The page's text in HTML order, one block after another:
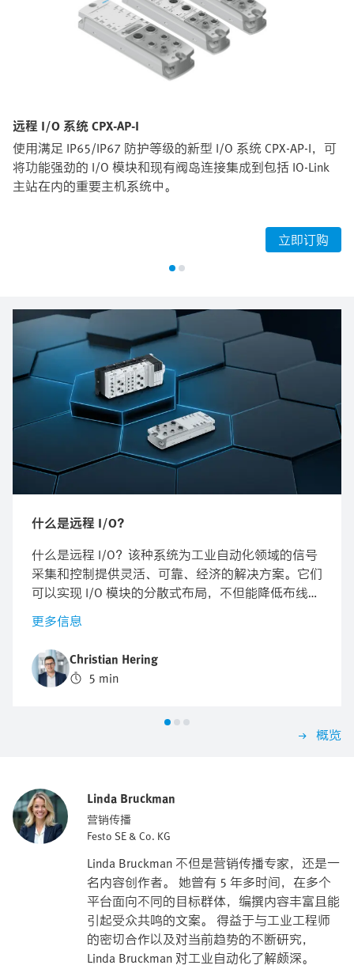
远程 I/O 系统 CPX-AP-I
使用满足 IP65/IP67 防护等级的新型 I/O 系统 CPX-AP-I，可
将功能强劲的 I/O 模块和现有阀岛连接集成到包括 IO-Link
主站在内的重要主机系统中。
立即订购
什么是远程 I/O？
什么是远程 I/O？该种系统为工业自动化领域的信号
采集和控制提供灵活、可靠、经济的解决方案。它们
可以实现 I/O 模块的分散式布局，不但能降低布线成
本，还能减少安装和维护工作量。
更多信息
Christian Hering
5 min
概览
Linda Bruckman
营销传播
Festo SE & Co. KG
Linda Bruckman 不但是营销传播专家，还是一
名内容创作者。 她曾有 5 年多时间，在多个
平台面向不同的目标群体，编撰内容丰富且能
引起受众共鸣的文案。 得益于与工业工程师
的密切合作以及对当前趋势的不断研究，
Linda Bruckman 对工业自动化了解颇深。